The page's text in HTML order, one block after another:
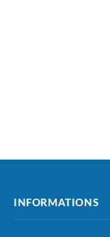
INFORMATIONS